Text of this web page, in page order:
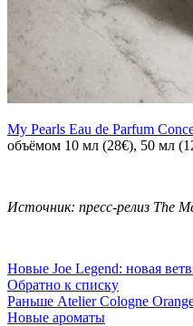
My Pearls Eau de Parfum
объёмом 10 мл (28€), 50 мл
Источник: пресс-релиз The
Новые Joe Legend: новая
Обратно к списку
Раньше Atelier Cologne
Новые ароматы